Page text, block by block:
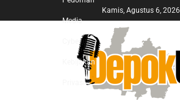
Media
Cyber
Kebijakan
Kamis, Agustus 6, 2026